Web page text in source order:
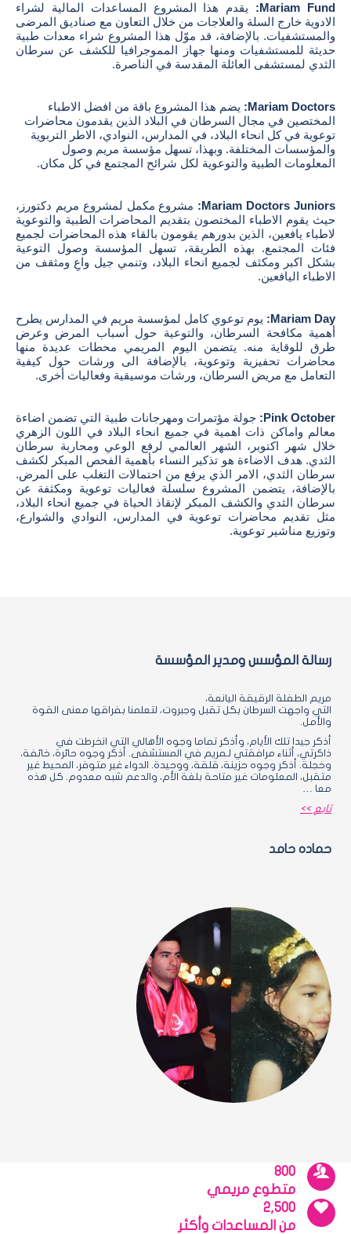
Mariam Fund:
يقدم هذا المشروع المساعدات المالية لشراء
الادوية خارج السلة والعلاجات من خلال التعاون مع صناديق المرضى
والمستشفيات. بالإضافة، قد موّل هذا المشروع شراء معدات طبية
حديثة للمستشفيات ومنها جهاز المموجرافيا للكشف عن سرطان
الثدي لمستشفى العائلة المقدسة في الناصرة.
Mariam Doctors:
يضم هذا المشروع باقة من افضل الاطباء
المختصين في مجال السرطان في البلاد الذين يقدمون محاضرات
توعوية في كل انحاء البلاد، في المدارس، النوادي، الاطر التربوية
والمؤسسات المختلفة. وبهذا، تسهل مؤسسة مريم وصول
المعلومات الطبية والتوعوية لكل شرائح المجتمع في كل مكان.
Mariam Doctors Juniors:
مشروع مكمل لمشروع مريم دكتورز،
حيث يقوم الاطباء المختصون بتقديم المحاضرات الطبية والتوعوية
لاطباء يافعين، الذين بدورهم يقومون بالقاء هذه المحاضرات لجميع
فئات المجتمع. بهذه الطريقة، تسهل المؤسسة وصول التوعية
بشكل اكبر ومكثف لجميع انحاء البلاد، وتنمي جيل واعِ ومثقف من
الاطباء اليافعين.
Mariam Day:
يوم توعوي كامل لمؤسسة مريم في المدارس يطرح
أهمية مكافحة السرطان، والتوعية حول أسباب المرض وعرض
طرق للوقاية منه. يتضمن اليوم المريمي محطات عديدة منها
محاضرات تحفيزية وتوعوية، بالإضافة الى ورشات حول كيفية
التعامل مع مريض السرطان، ورشات موسيقية وفعاليات أخرى.
Pink October: جولة مؤتمرات ومهرجانات طبية التي تضمن اضاءة
معالم واماكن ذات اهمية في جميع انحاء البلاد في اللون الزهري
خلال شهر اكتوبر، الشهر العالمي لرفع الوعي ومحاربة سرطان
الثدي. هدف الاضاءة هو تذكير النساء بأهمية الفحص المبكر لكشف
سرطان الثدي، الامر الذي يرفع من احتمالات التغلب على المرض.
بالإضافة، يتضمن المشروع سلسلة فعاليات توعوية ومكثفة عن
سرطان الثدي والكشف المبكر لإنقاذ الحياة في جميع انحاء البلاد،
مثل تقديم محاضرات توعوية في المدارس، النوادي والشوارع،
وتوزيع مناشير توعوية.
رسالة المؤسس ومدير المؤسسة
مريم الطفلة الرقيقة اليانعة،
التي واجهت السرطان بكل تقبل وجبروت، لتعلمنا بفراقها معنى القوة
والأمل.
أذكر جيدا تلك الأيام، وأذكر تماما وجوه الأهالي التي انخرطت في
ذاكرتي، أثناء مرافقتي لـمريم في المستشفى. أذكر وجوه حائرة، خائفة،
وخجلة. أذكر وجوه حزينة، قلقة، ووحيدة. الدواء غير متوفر، المحيط غير
متقبل، المعلومات غير متاحة بلغة الأم، والدعم شبه معدوم. كل هذه
معا …
تابع >>
حماده حامد
800
متطوع مريمي
2,500
من المساعدات وأكثر